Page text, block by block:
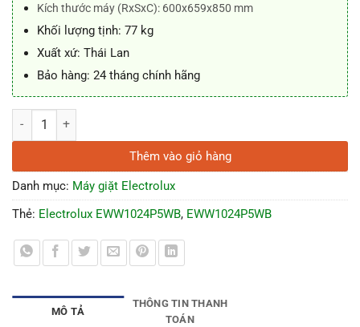
Kích thước máy (RxSxC): 600x659x850 mm
Khối lượng tịnh: 77 kg
Xuất xứ: Thái Lan
Bảo hàng: 24 tháng chính hãng
Máy giặt sấy Electrolux EWW1024P5WB Inverter 10/7kg số lượng
Thêm vào giỏ hàng
Danh mục: Máy giặt Electrolux
Thẻ: Electrolux EWW1024P5WB, EWW1024P5WB
MÔ TẢ
THÔNG TIN THANH
TOÁN